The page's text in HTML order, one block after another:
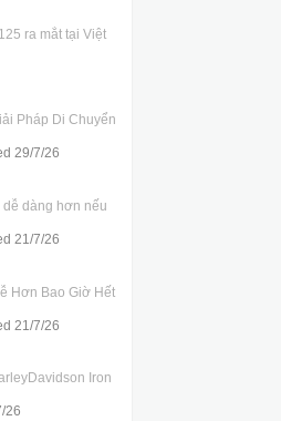
ra mắt tại Việt
Pháp Di Chuyển
29/7/26
dễ dàng hơn nếu
21/7/26
Hơn Bao Giờ Hết
21/7/26
Iron
26